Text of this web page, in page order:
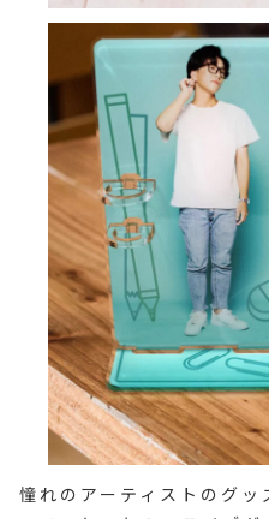
憧れのアーティストのグ